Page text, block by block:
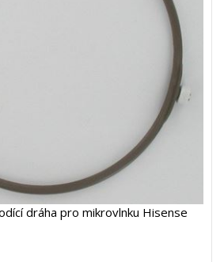
dráha pro mikrovlnku Hisense